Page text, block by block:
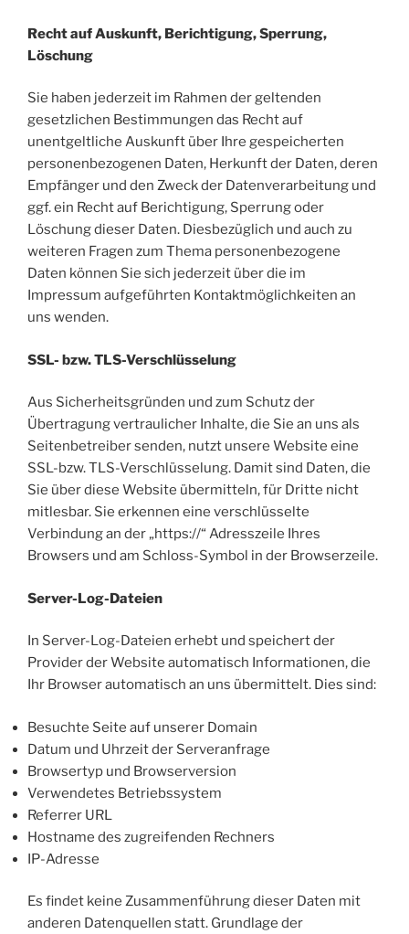
Recht auf Auskunft, Berichtigung, Sperrung,
Löschung
Sie haben jederzeit im Rahmen der geltenden
gesetzlichen Bestimmungen das Recht auf
unentgeltliche Auskunft über Ihre gespeicherten
personenbezogenen Daten, Herkunft der Daten, deren
Empfänger und den Zweck der Datenverarbeitung und
ggf. ein Recht auf Berichtigung, Sperrung oder
Löschung dieser Daten. Diesbezüglich und auch zu
weiteren Fragen zum Thema personenbezogene
Daten können Sie sich jederzeit über die im
Impressum aufgeführten Kontaktmöglichkeiten an
uns wenden.
SSL- bzw. TLS-Verschlüsselung
Aus Sicherheitsgründen und zum Schutz der
Übertragung vertraulicher Inhalte, die Sie an uns als
Seitenbetreiber senden, nutzt unsere Website eine
SSL-bzw. TLS-Verschlüsselung. Damit sind Daten, die
Sie über diese Website übermitteln, für Dritte nicht
mitlesbar. Sie erkennen eine verschlüsselte
Verbindung an der „https://“ Adresszeile Ihres
Browsers und am Schloss-Symbol in der Browserzeile.
Server-Log-Dateien
In Server-Log-Dateien erhebt und speichert der
Provider der Website automatisch Informationen, die
Ihr Browser automatisch an uns übermittelt. Dies sind:
Besuchte Seite auf unserer Domain
Datum und Uhrzeit der Serveranfrage
Browsertyp und Browserversion
Verwendetes Betriebssystem
Referrer URL
Hostname des zugreifenden Rechners
IP-Adresse
Es findet keine Zusammenführung dieser Daten mit
anderen Datenquellen statt. Grundlage der